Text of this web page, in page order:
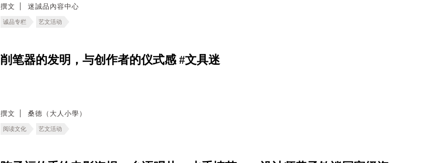
撰文 迷誠品內容中心
诚品专栏 艺文活动
削笔器的发明，与创作者的仪式感 #文具迷
撰文 桑德（大人小學）
阅读文化 艺文活动